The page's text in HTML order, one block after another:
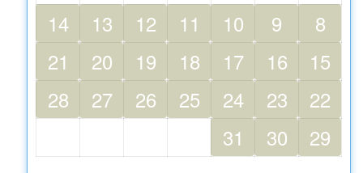
8
9
10
11
12
13
14
15
16
17
18
19
20
21
22
23
24
25
26
27
28
29
30
31